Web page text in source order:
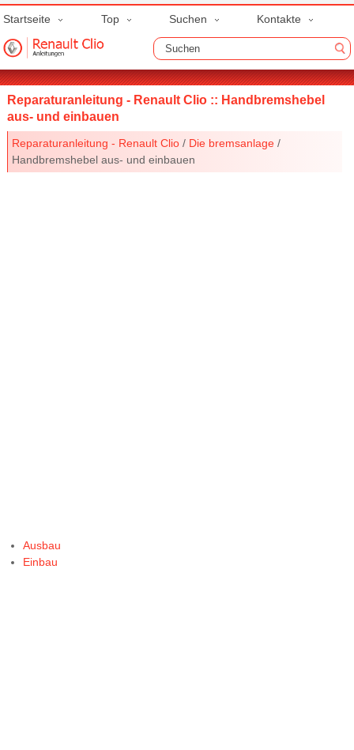
Startseite Top Suchen Kontakte
Reparaturanleitung - Renault Clio :: Handbremshebel
aus- und einbauen
Reparaturanleitung - Renault Clio / Die bremsanlage /
Handbremshebel aus- und einbauen
Ausbau
Einbau